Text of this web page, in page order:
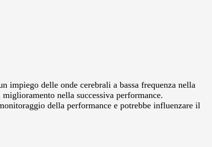
impiego delle onde cerebrali a bassa frequenza nella
nella successiva performance.
della performance e potrebbe influenzare il